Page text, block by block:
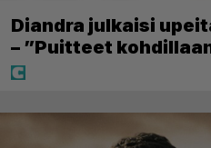
Diandra julkaisi
– ”Puitteet